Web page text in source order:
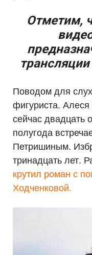
Отметим,
Поводом для
фигуриста.
сейчас двадцать
полугода
Петришиным.
тринадцать лет.
крутил роман с
Ходченковой.